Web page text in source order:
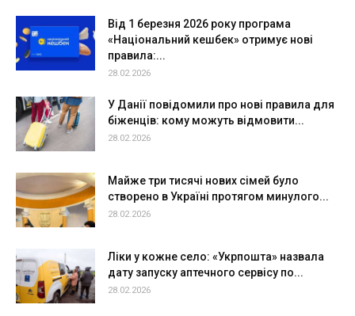
Від 1 березня 2026 року програма
«Національний кешбек» отримує нові
правила:...
28.02.2026
У Данії повідомили про нові правила для
біженців: кому можуть відмовити...
28.02.2026
Майже три тисячі нових сімей було
створено в Україні протягом минулого...
28.02.2026
Ліки у кожне село: «Укрпошта» назвала
дату запуску аптечного сервісу по...
28.02.2026